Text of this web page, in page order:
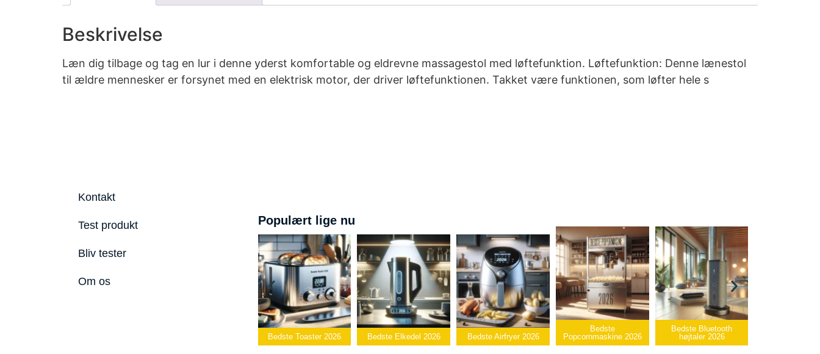
Beskrivelse
Læn dig tilbage og tag en lur i denne yderst komfortable og eldrevne massagestol med løftefunktion. Løftefunktion: Denne lænestol
til ældre mennesker er forsynet med en elektrisk motor, der driver løftefunktionen. Takket være funktionen, som løfter hele s
Kontakt
Test produkt
Bliv tester
Om os
Populært lige nu
Bedste Toaster 2026 Bedste Elkedel 2026 Bedste Airfryer 2026
Popcornmaskine 2026
Bedste Bluetooth
højtaler 2026